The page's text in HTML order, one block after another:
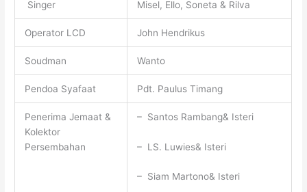
Singer Misel, Ello, Soneta & Rilva
Operator LCD John Hendrikus
Soudman Wanto
Pendoa Syafaat Pdt. Paulus Timang
Penerima Jemaat &
Kolektor
Persembahan
– Santos Rambang& Isteri
– LS. Luwies& Isteri
– Siam Martono& Isteri